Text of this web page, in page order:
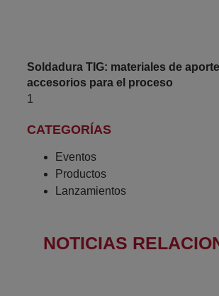
Soldadura TIG: materiales de
accesorios para el proceso
CATEGORÍAS
Eventos
Productos
Lanzamientos
NOTICIAS